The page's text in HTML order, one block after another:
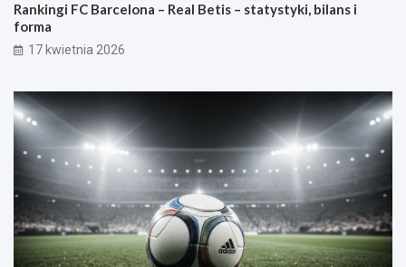
Rankingi FC Barcelona – Real Betis – statystyki, bilans i
forma
17 kwietnia 2026